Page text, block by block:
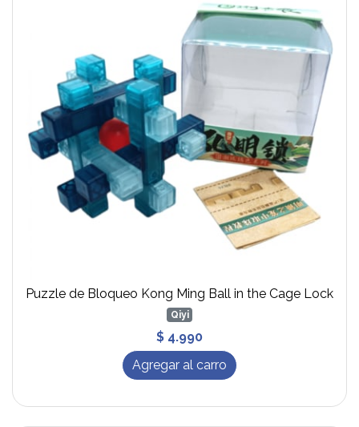
Puzzle de Bloqueo Kong Ming Ball in the Cage Lock
Qiyi
$ 4.990
Agregar al carro